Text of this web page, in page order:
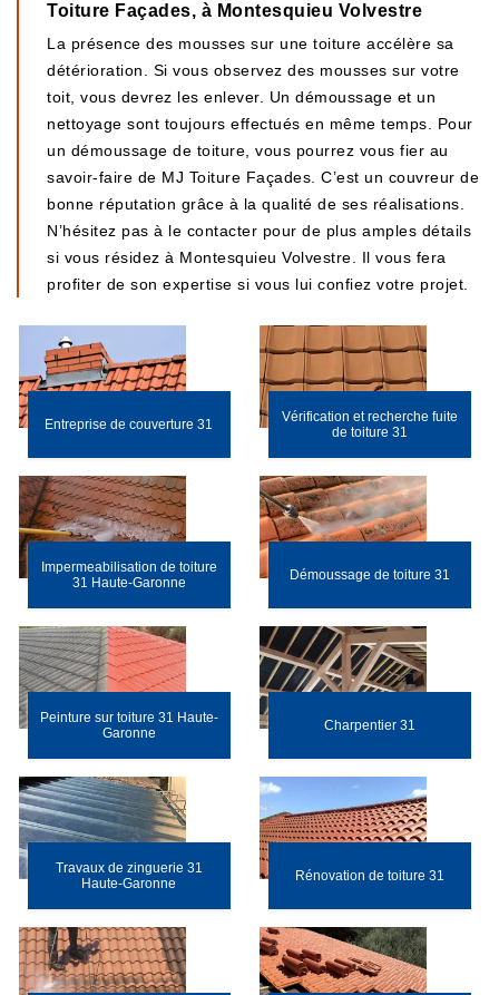
Toiture Façades, à Montesquieu Volvestre
La présence des mousses sur une toiture accélère sa
détérioration. Si vous observez des mousses sur votre
toit, vous devrez les enlever. Un démoussage et un
nettoyage sont toujours effectués en même temps. Pour
un démoussage de toiture, vous pourrez vous fier au
savoir-faire de MJ Toiture Façades. C’est un couvreur de
bonne réputation grâce à la qualité de ses réalisations.
N’hésitez pas à le contacter pour de plus amples détails
si vous résidez à Montesquieu Volvestre. Il vous fera
profiter de son expertise si vous lui confiez votre projet.
Entreprise de couverture 31
Vérification et recherche fuite
de toiture 31
Impermeabilisation de toiture
31 Haute-Garonne
Démoussage de toiture 31
Peinture sur toiture 31 Haute-
Garonne
Charpentier 31
Travaux de zinguerie 31
Haute-Garonne
Rénovation de toiture 31